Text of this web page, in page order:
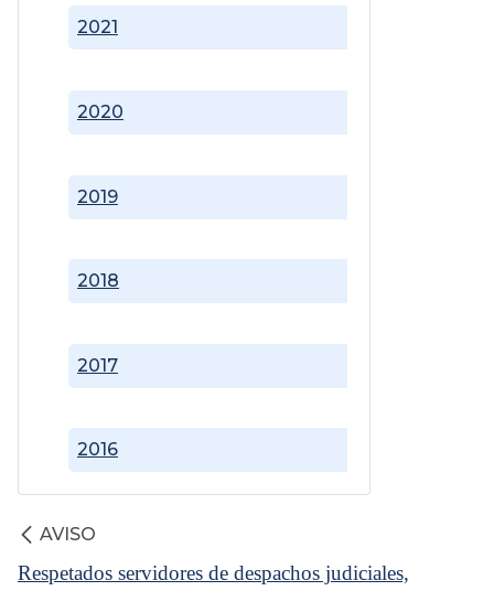
2016
2017
2018
2019
2020
2021
AVISO
Respetados servidores de despachos judiciales,